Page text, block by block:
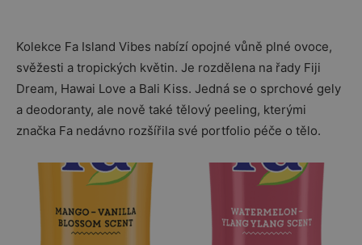
Kolekce Fa Island Vibes nabízí opojné vůně plné ovoce,
svěžesti a tropických květin. Je rozdělena na řady Fiji
Dream, Hawai Love a Bali Kiss. Jedná se o sprchové gely
a deodoranty, ale nově také tělový peeling, kterými
značka Fa nedávno rozšířila své portfolio péče o tělo.